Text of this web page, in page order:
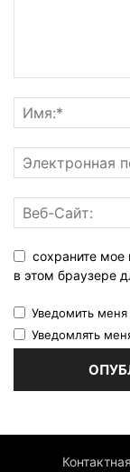
сохраните мое
в этом браузере
Уведомить
Уведомлять